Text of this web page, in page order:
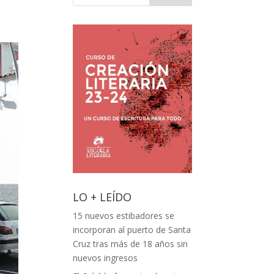
LO + LEÍDO
15 nuevos estibadores se
incorporan al puerto de Santa
Cruz tras más de 18 años sin
nuevos ingresos